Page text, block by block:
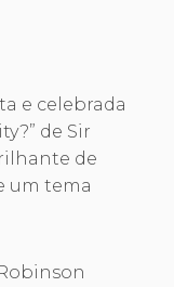
e celebrada
de Sir
de
um tema